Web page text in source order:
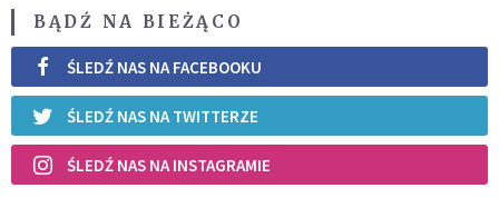
BĄDŹ NA BIEŻĄCO
ŚLEDŹ NAS NA FACEBOOKU
ŚLEDŹ NAS NA TWITTERZE
ŚLEDŹ NAS NA INSTAGRAMIE